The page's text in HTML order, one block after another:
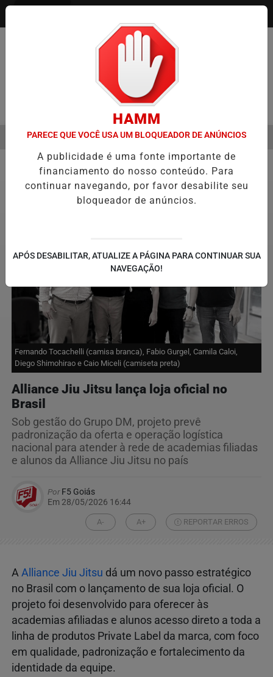
Pesquisar Notícia
É A VIRADA DO VAREJO ÓPTICO EM 2026 WELTON
EM ALTA
MENU
Notícias Corporativas
Fernando Tocachelli (camisa branca), Fabio Gurgel, Camila Caloi,
Diego Shimohirao e Caio Miceli (camiseta preta)
Alliance Jiu Jitsu lança loja oficial no
Brasil
Sob gestão do Grupo DM, projeto prevê
padronização da oferta e operação logística
nacional para atender à rede de academias filiadas
e alunos da Alliance Jiu Jitsu no país
PorF5 Goiás
Em 28/05/2026 16:44
A- A+ REPORTAR ERROS
A Alliance Jiu Jitsu dá um novo passo estratégico
no Brasil com o lançamento de sua loja oficial. O
projeto foi desenvolvido para oferecer às
academias afiliadas e alunos acesso direto a toda a
linha de produtos Private Label da marca, com foco
em qualidade, padronização e fortalecimento da
identidade da equipe.
HAMM
PARECE QUE VOCÊ USA UM BLOQUEADOR DE ANÚNCIOS
A publicidade é uma fonte importante de
financiamento do nosso conteúdo. Para
continuar navegando, por favor desabilite seu
bloqueador de anúncios.
APÓS DESABILITAR, ATUALIZE A PÁGINA PARA CONTINUAR SUA
NAVEGAÇÃO!